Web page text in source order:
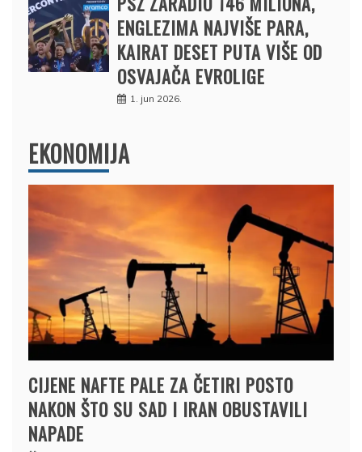
ENGLEZIMA NAJVIŠE PARA,
KAIRAT DESET PUTA VIŠE OD
OSVAJAČA EVROLIGE
1. jun 2026.
EKONOMIJA
CIJENE NAFTE PALE ZA ČETIRI POSTO
NAKON ŠTO SU SAD I IRAN OBUSTAVILI
NAPADE